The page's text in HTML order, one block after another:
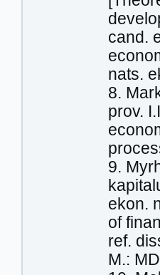
cand.
nats.
8.
prov.
9.
ekon.
of
ref.
M.: